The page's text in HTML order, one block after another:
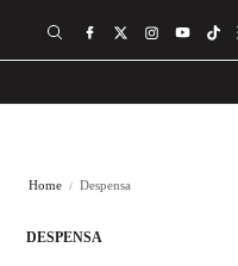
Home Despensa
DESPENSA